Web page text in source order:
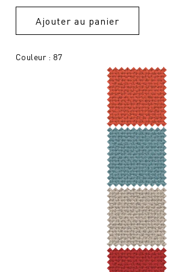
Ajouter au panier
Couleur : 87